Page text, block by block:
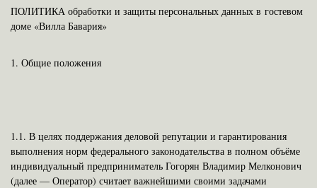
ПОЛИТИКА обработки и защиты персональных данных в гостевом
доме «Вилла Бавария»
1. Общие положения
1.1. В целях поддержания деловой репутации и гарантирования
выполнения норм федерального законодательства в полном объёме
индивидуальный предприниматель Гогорян Владимир Мелконович
(далее — Оператор) считает важнейшими своими задачами